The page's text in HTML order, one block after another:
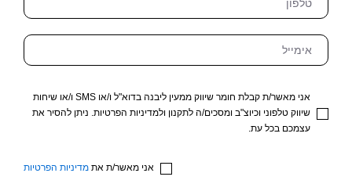
אני מאשר/ת קבלת חומר שיווק ממעין ליבנה בדוא"ל ו/או SMS ו/או שיחות
שיווק טלפוני וכיוצ"ב ומסכים/ה לתקנון ולמדיניות הפרטיות. ניתן להסיר את
עצמכם בכל עת.
אני מאשר/ת את מדיניות הפרטיות